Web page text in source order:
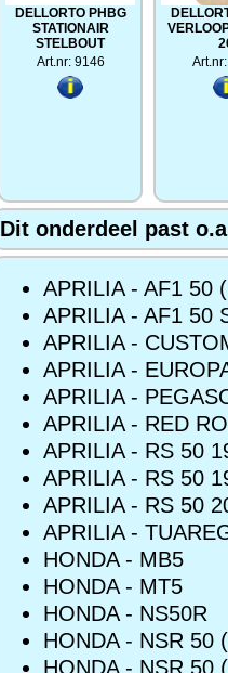
DELLORTO PHBG
STATIONAIR
STELBOUT
Art.nr: 9146
Dit onderdeel past
APRILIA - AF1 50
APRILIA - AF1 50
APRILIA -
APRILIA -
APRILIA -
APRILIA - RED
APRILIA - RS 50
APRILIA - RS 50
APRILIA - RS 50
APRILIA -
HONDA - MB5
HONDA - MT5
HONDA - NS50R
HONDA - NSR 50
HONDA - NSR 50